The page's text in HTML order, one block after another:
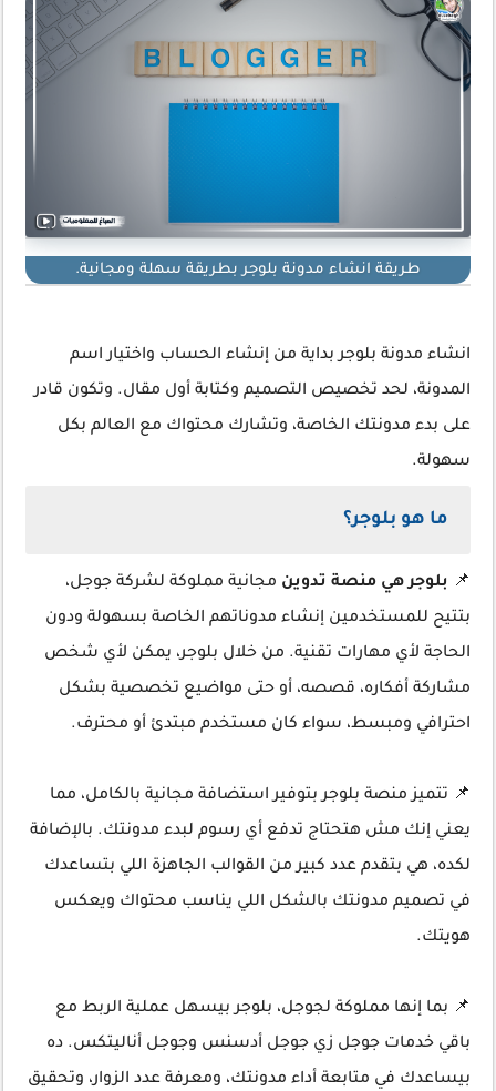
طريقة انشاء مدونة بلوجر بطريقة سهلة ومجانية.
انشاء مدونة بلوجر بداية من إنشاء الحساب واختيار اسم
المدونة، لحد تخصيص التصميم وكتابة أول مقال. وتكون قادر
على بدء مدونتك الخاصة، وتشارك محتواك مع العالم بكل
سهولة.
ما هو بلوجر؟
📌 بلوجر هي منصة تدوين مجانية مملوكة لشركة جوجل،
بتتيح للمستخدمين إنشاء مدوناتهم الخاصة بسهولة ودون
الحاجة لأي مهارات تقنية. من خلال بلوجر، يمكن لأي شخص
مشاركة أفكاره، قصصه، أو حتى مواضيع تخصصية بشكل
احترافي ومبسط، سواء كان مستخدم مبتدئ أو محترف.
📌 تتميز منصة بلوجر بتوفير استضافة مجانية بالكامل، مما
يعني إنك مش هتحتاج تدفع أي رسوم لبدء مدونتك. بالإضافة
لكده، هي بتقدم عدد كبير من القوالب الجاهزة اللي بتساعدك
في تصميم مدونتك بالشكل اللي يناسب محتواك ويعكس
هويتك.
📌 بما إنها مملوكة لجوجل، بلوجر بيسهل عملية الربط مع
باقي خدمات جوجل زي جوجل أدسنس وجوجل أناليتكس. ده
بيساعدك في متابعة أداء مدونتك، ومعرفة عدد الزوار، وتحقيق